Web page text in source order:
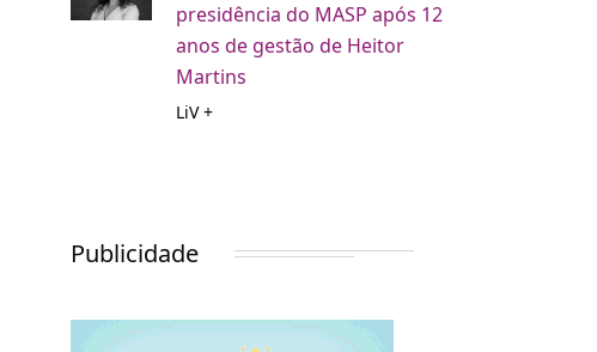
presidência do MASP após 12
anos de gestão de Heitor
Martins
LiV +
Publicidade